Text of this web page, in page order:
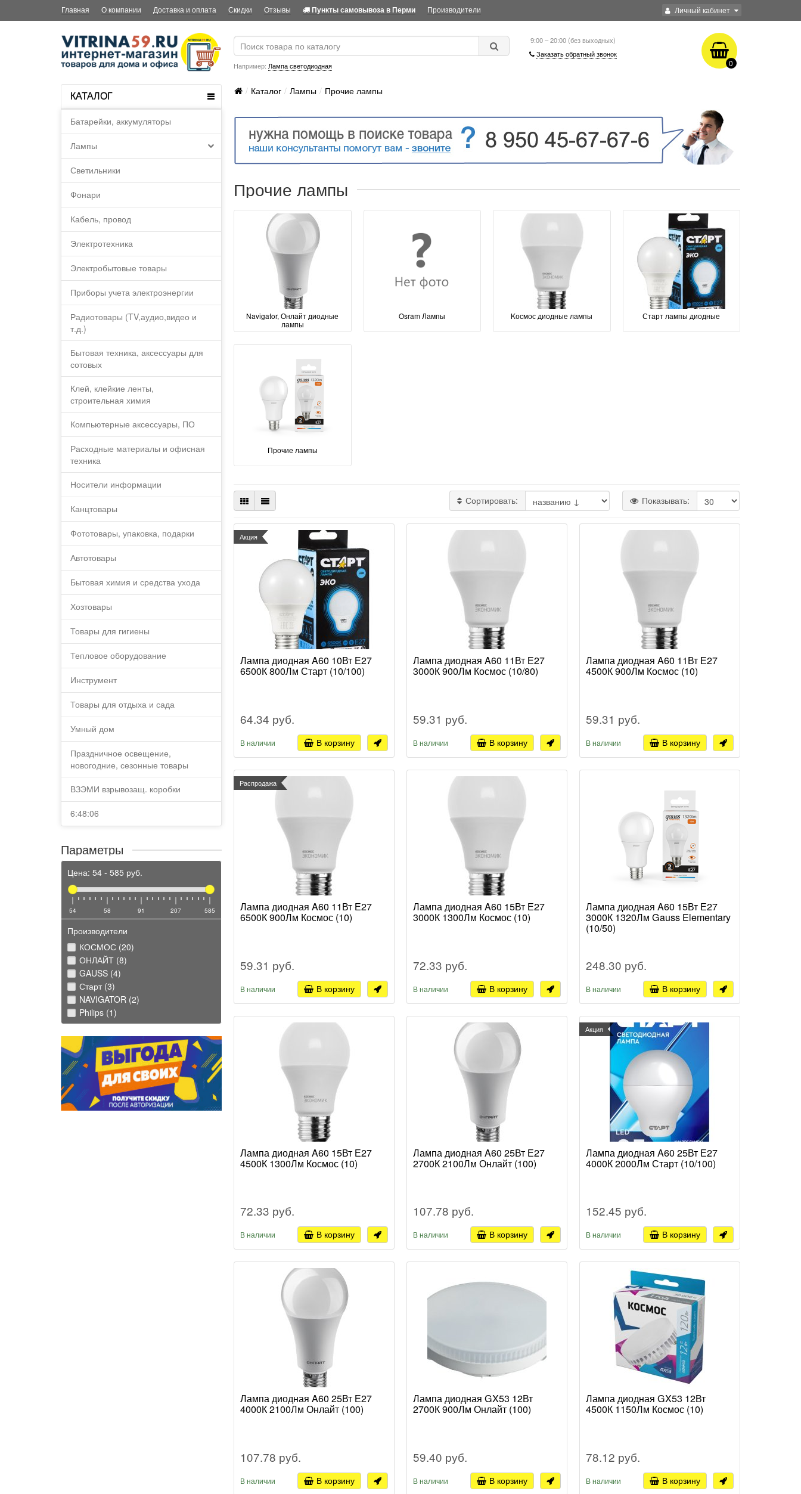
Личный кабинет
Главная О компании Доставка и оплата Скидки Отзывы Пункты самовывоза в Перми Производители
Например: Лампа светодиодная
9:00 – 20:00 (без выходных)
Заказать обратный звонок
0
КАТАЛОГ
Батарейки, аккумуляторы
Лампы
Светильники
Фонари
Кабель, провод
Электротехника
Электробытовые товары
Приборы учета электроэнергии
Радиотовары (TV,аудио,видео и
т.д.)
Бытовая техника, аксессуары для
сотовых
Клей, клейкие ленты,
строительная химия
Компьютерные аксессуары, ПО
Расходные материалы и офисная
техника
Носители информации
Канцтовары
Фототовары, упаковка, подарки
Автотовары
Бытовая химия и средства ухода
Хозтовары
Товары для гигиены
Тепловое оборудование
Инструмент
Товары для отдыха и сада
Умный дом
Праздничное освещение,
новогодние, сезонные товары
ВЗЭМИ взрывозащ. коробки
6:48:06
Каталог Лампы Прочие лампы
Параметры
Цена: 54 - 585 руб.
54 58 91 207 585
Производители
КОСМОС (20)
ОНЛАЙТ (8)
GAUSS (4)
Старт (3)
NAVIGATOR (2)
Philips (1)
Прочие лампы
Navigator, Онлайт диодные
лампы
Osram Лампы Kосмос диодные лампы Старт лампы диодные
Прочие лампы
Сортировать: Показывать:
Акция
Лампа диодная A60 10Вт Е27
6500К 800Лм Старт (10/100)
64.34 руб.
В наличии В корзину
Лампа диодная A60 11Вт Е27
3000К 900Лм Космос (10/80)
59.31 руб.
В наличии В корзину
Лампа диодная A60 11Вт Е27
4500К 900Лм Космос (10)
59.31 руб.
В наличии В корзину
Распродажа
Лампа диодная A60 11Вт Е27
6500К 900Лм Космос (10)
59.31 руб.
В наличии В корзину
Лампа диодная A60 15Вт Е27
3000К 1300Лм Космос (10)
72.33 руб.
В наличии В корзину
Лампа диодная A60 15Вт Е27
3000К 1320Лм Gauss Elementary
(10/50)
248.30 руб.
В наличии В корзину
Лампа диодная A60 15Вт Е27
4500К 1300Лм Космос (10)
72.33 руб.
В наличии В корзину
Лампа диодная A60 25Вт Е27
2700К 2100Лм Онлайт (100)
107.78 руб.
В наличии В корзину
Акция
Лампа диодная A60 25Вт Е27
4000К 2000Лм Старт (10/100)
152.45 руб.
В наличии В корзину
Лампа диодная A60 25Вт Е27
4000К 2100Лм Онлайт (100)
107.78 руб.
В наличии В корзину
Лампа диодная GX53 12Вт
2700К 900Лм Онлайт (100)
59.40 руб.
В наличии В корзину
Лампа диодная GX53 12Вт
4500К 1150Лм Космос (10)
78.12 руб.
В наличии В корзину